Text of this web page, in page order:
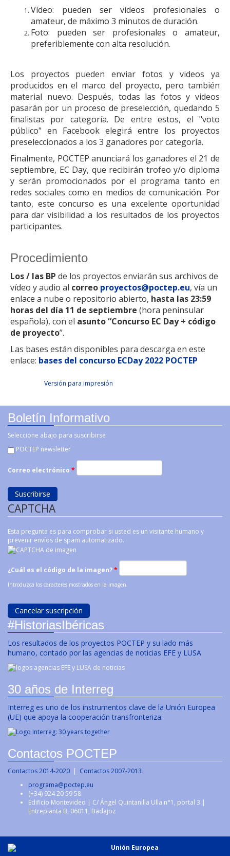
Vídeo: pueden ser vídeos profesionales o
amateur, de máximo 3 minutos de duración.
Foto: pueden ser profesionales o amateur,
preferiblemente con alta resolución.
Los proyectos pueden enviar fotos y videos ya
producidos en el marco del proyecto, pero también
material nuevo. Después, todas las fotos y videos
pasarán por un proceso de preselección, quedando 5
finalistas por categoría. De entre estos, el "voto
público" en Facebook elegirá entre los proyectos
preseleccionados a los 3 ganadores por categoría.
Finalmente, POCTEP anunciará los ganadores el 21 de
septiembre, EC Day, que recibirán trofeo y/o diploma
y serán promocionados por el programa tanto en
redes sociales como en medios de comunicación. Por
tanto, este concurso es una excelente oportunidad
para dar visibilidad a los resultados de los proyectos
participantes.
Procedimiento
Los / las BP de los proyectos enviarán sus archivos de
vídeo y audio al correo proyectos@poctep.eu, vía un
enlace a nube o repositorio abierto, hasta las 23:59
horas del día 11 de septiembre (hora peninsular
española), con el asunto “Concurso EC Day + código
de proyecto”.
Las bases están disponibles para descarga en este
enlace: bases del concurso ECDay 2022 POCTEP
Facebook Like
Tweet Widget
Linkedin Share Button
Versión para impresión
Boletín Informativo
Seleccione abajo para suscribirse
POCTEP newsletter
Correo electrónico *
CAPTCHA
Esta pregunta es para comprobar si usted es un visitante humano y
prevenir envíos de spam automatizado.
¿Cuál es el código de la imagen?*
Introduzca los caracteres mostrados en la imagen.
#HistoriasIbéricas
Los resultados de los proyectos POCTEP y su lado más
humano, contado por las agencias de noticias EFE y LUSA
30 años de Interreg
Interreg es uno de los instrumentos clave de la Unión Europea
(UE) que apoya la cooperación transfronteriza:
Contactos POCTEP
Contactos 2014-2020 | Contactos 2007-2013
programa@poctep.eu
(+34) 924 20 59 58
Edificio Montevideo | C/ Ángel Quintanilla Ulla n°1, portal 3 |
Entreplanta B, 06011, Badajoz
Unión Europea